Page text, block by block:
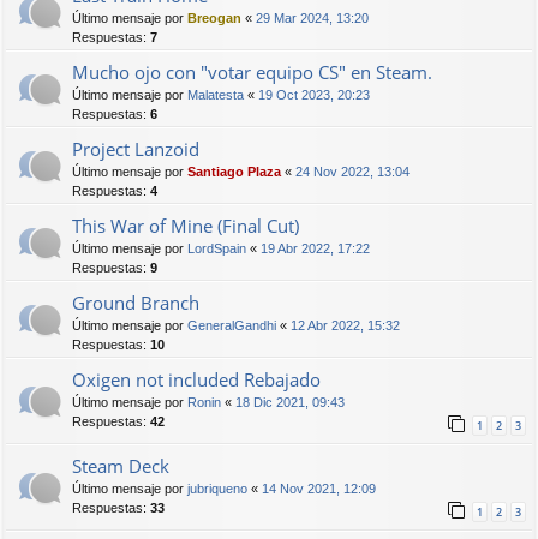
Último mensaje por Breogan « 29 Mar 2024, 13:20
Respuestas: 7
Mucho ojo con "votar equipo CS" en Steam.
Último mensaje por Malatesta « 19 Oct 2023, 20:23
Respuestas: 6
Project Lanzoid
Último mensaje por Santiago Plaza « 24 Nov 2022, 13:04
Respuestas: 4
This War of Mine (Final Cut)
Último mensaje por LordSpain « 19 Abr 2022, 17:22
Respuestas: 9
Ground Branch
Último mensaje por GeneralGandhi « 12 Abr 2022, 15:32
Respuestas: 10
Oxigen not included Rebajado
Último mensaje por Ronin « 18 Dic 2021, 09:43
Respuestas: 42 1 2 3
Steam Deck
Último mensaje por jubriqueno « 14 Nov 2021, 12:09
Respuestas: 33 1 2 3